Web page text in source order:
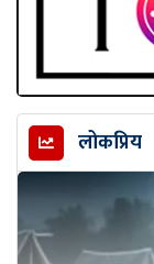
लोकप्रिय